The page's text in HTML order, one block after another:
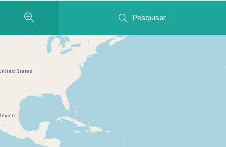
Pesquisar